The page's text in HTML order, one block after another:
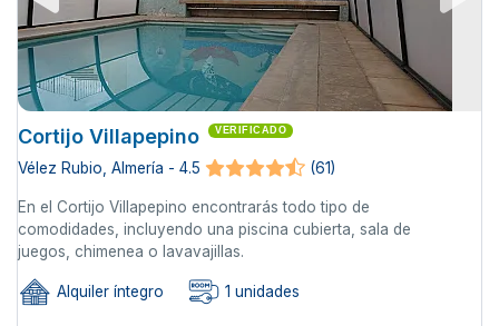
Cortijo Villapepino VERIFICADO
Vélez Rubio, Almería - 4.5 (61)
En el Cortijo Villapepino encontrarás todo tipo de
comodidades, incluyendo una piscina cubierta, sala de
juegos, chimenea o lavavajillas.
Alquiler íntegro 1 unidades